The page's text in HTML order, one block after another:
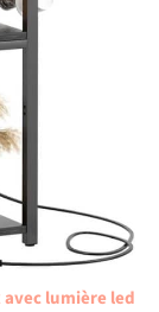
lumière led